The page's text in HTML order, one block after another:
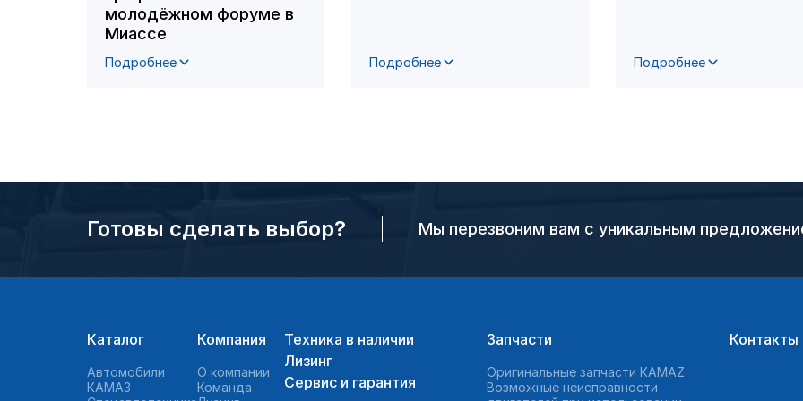
молодёжном форуме в
Миассе
Подробнее Подробнее Подробнее
Готовы сделать выбор? Мы перезвоним вам с уникальным
Каталог
Автомобили
КАМАЗ
Компания
О компании
Команда
Техника в наличии
Лизинг
Сервис и гарантия
Запчасти
Оригинальные запчасти КAMAZ
Возможные неисправности
Контакты